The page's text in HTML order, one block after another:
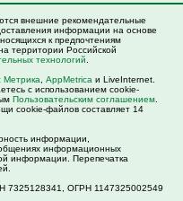
внешние рекомендательные
информации на основе
к предпочтениям
территории Российской
технологий
Метрика AppMetrica и LiveInternet.
с использованием cookie-
Пользовательским соглашением
cookie-файлов составляет 14
информации,
информационных
информации. Перепечатка
ОГРН 1147325002549